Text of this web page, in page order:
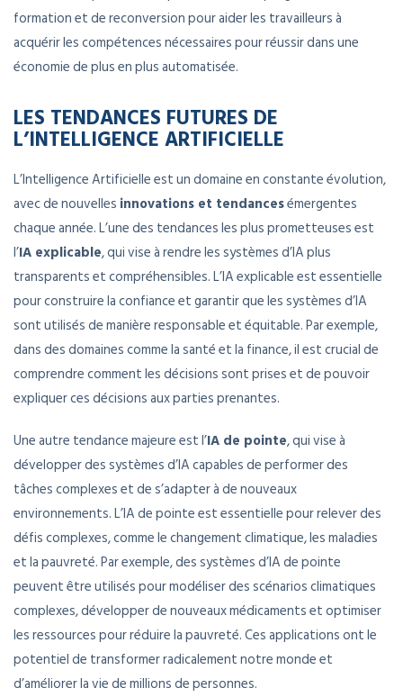
formation et de reconversion pour aider les travailleurs à
acquérir les compétences nécessaires pour réussir dans une
économie de plus en plus automatisée.
LES TENDANCES FUTURES DE
L’INTELLIGENCE ARTIFICIELLE
L’Intelligence Artificielle est un domaine en constante évolution,
avec de nouvelles innovations et tendancesémergentes
chaque année. L’une des tendances les plus prometteuses est
l’IA explicable, qui vise à rendre les systèmes d’IA plus
transparents et compréhensibles. L’IA explicable est essentielle
pour construire la confiance et garantir que les systèmes d’IA
sont utilisés de manière responsable et équitable. Par exemple,
dans des domaines comme la santé et la finance, il est crucial de
comprendre comment les décisions sont prises et de pouvoir
expliquer ces décisions aux parties prenantes.
Une autre tendance majeure est l’IA de pointe, qui vise à
développer des systèmes d’IA capables de performer des
tâches complexes et de s’adapter à de nouveaux
environnements. L’IA de pointe est essentielle pour relever des
défis complexes, comme le changement climatique, les maladies
et la pauvreté. Par exemple, des systèmes d’IA de pointe
peuvent être utilisés pour modéliser des scénarios climatiques
complexes, développer de nouveaux médicaments et optimiser
les ressources pour réduire la pauvreté. Ces applications ont le
potentiel de transformer radicalement notre monde et
d’améliorer la vie de millions de personnes.